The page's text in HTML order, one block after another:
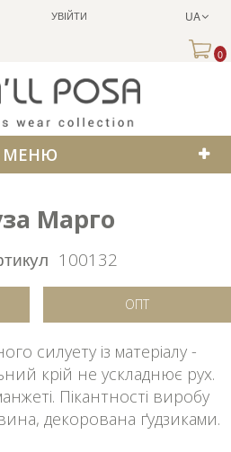
УВІЙТИ UA
0
МЕНЮ
Марго
100132
ОПТ
силуету із матеріалу -
крій не ускладнює рух.
Пікантності виробу
декорована ґудзиками.